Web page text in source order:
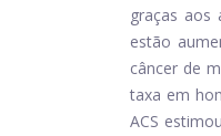
graças aos
estão
câncer de
taxa em
ACS